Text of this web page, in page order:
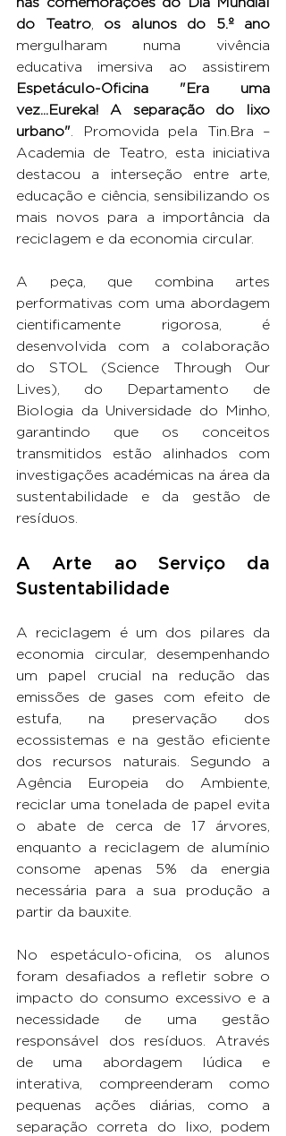
do Teatro, os alunos do 5.º ano
mergulharam numa vivência
Espetáculo-Oficina "Era uma
vez...Eureka! A separação do lixo
urbano". Promovida pela Tin.Bra –
Academia de Teatro, esta iniciativa
destacou a interseção entre arte,
educação e ciência, sensibilizando os
mais novos para a importância da
reciclagem e da economia circular.
A peça, que combina artes
performativas com uma abordagem
cientificamente rigorosa, é
desenvolvida com a colaboração
do STOL (Science Through Our
Lives), do Departamento de
Biologia da Universidade do Minho,
garantindo que os conceitos
transmitidos estão alinhados com
investigações académicas na área da
sustentabilidade e da gestão de
resíduos.
A Arte ao Serviço da
Sustentabilidade
A reciclagem é um dos pilares da
economia circular, desempenhando
um papel crucial na redução das
emissões de gases com efeito de
estufa, na preservação dos
ecossistemas e na gestão eficiente
dos recursos naturais. Segundo a
Agência Europeia do Ambiente,
reciclar uma tonelada de papel evita
o abate de cerca de 17 árvores,
enquanto a reciclagem de alumínio
consome apenas 5% da energia
necessária para a sua produção a
partir da bauxite.
No espetáculo-oficina, os alunos
foram desafiados a refletir sobre o
impacto do consumo excessivo e a
necessidade de uma gestão
responsável dos resíduos. Através
de uma abordagem lúdica e
interativa, compreenderam como
pequenas ações diárias, como a
separação correta do lixo, podem